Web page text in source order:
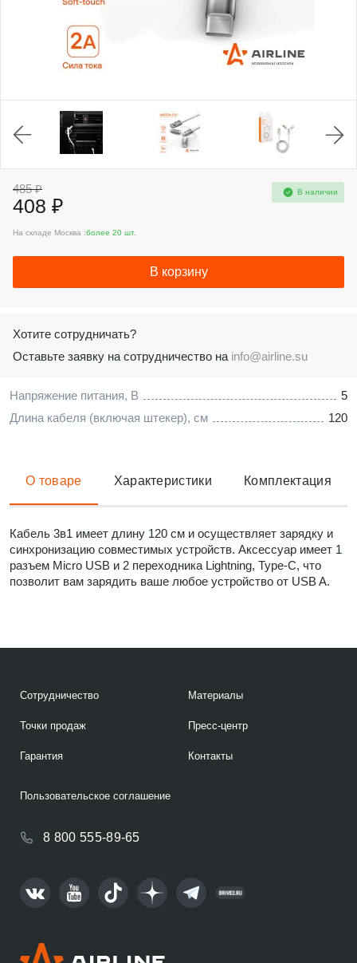
Напряжение питания, В
5
Длина кабеля (включая штекер), см
120
485 ₽
408 ₽
В наличии
На складе Москва :более 20 шт.
В корзину
Хотите сотрудничать?
Оставьте заявку на сотрудничество на info@airline.su
О товаре Характеристики Комплектация
Кабель 3в1 имеет длину 120 см и осуществляет зарядку и
синхронизацию совместимых устройств. Аксессуар имеет 1
разъем Micro USB и 2 переходника Lightning, Type-C, что
позволит вам зарядить ваше любое устройство от USB A.
Сотрудничество
Точки продаж
Гарантия
Материалы
Пресс-центр
Контакты
8 800 555-89-65
Пользовательское соглашение